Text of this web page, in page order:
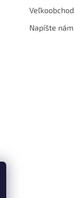
Veľkoobchod
Napíšte nám